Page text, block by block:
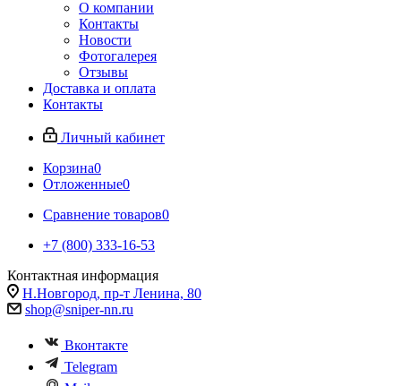
О компании
Контакты
Новости
Фотогалерея
Отзывы
Доставка и оплата
Контакты
Личный кабинет
Корзина0
Отложенные0
Сравнение товаров0
+7 (800) 333-16-53
Контактная информация
Н.Новгород, пр-т Ленина, 80
shop@sniper-nn.ru
Вконтакте
Telegram